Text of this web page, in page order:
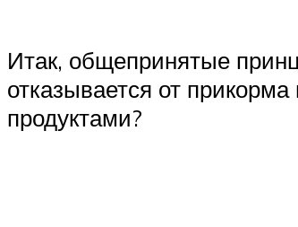
Итак, общепринятые
отказывается от
продуктами?